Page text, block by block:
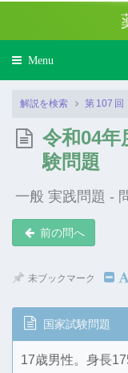
Toggle
Menu
解説を検索 第 107 回
令和04年
験問題
一般 実践問題 -
前の問へ
未ブックマーク
国家試験問題
17歳男性。身長